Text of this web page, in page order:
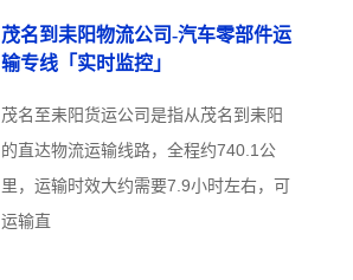
茂名到耒阳物流公司-汽车零部件运
输专线「实时监控」
茂名至耒阳货运公司是指从茂名到耒阳
的直达物流运输线路，全程约740.1公
里，运输时效大约需要7.9小时左右，可
运输直